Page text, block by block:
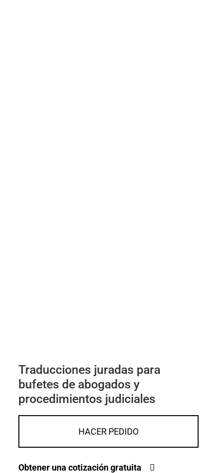
Traducciones juradas para
bufetes de abogados y
procedimientos judiciales
HACER PEDIDO
Obtener una cotización gratuita